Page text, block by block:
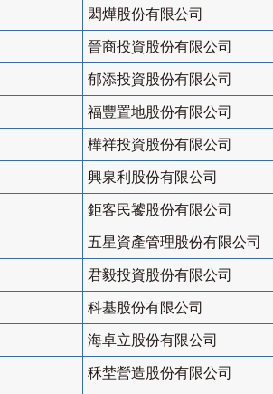
閎燁股份有限公司
晉商投資股份有限公司
郁添投資股份有限公司
福豐置地股份有限公司
樺祥投資股份有限公司
興泉利股份有限公司
鉅客民饕股份有限公司
五星資產管理股份有限公司
君毅投資股份有限公司
科基股份有限公司
海卓立股份有限公司
秝埜營造股份有限公司